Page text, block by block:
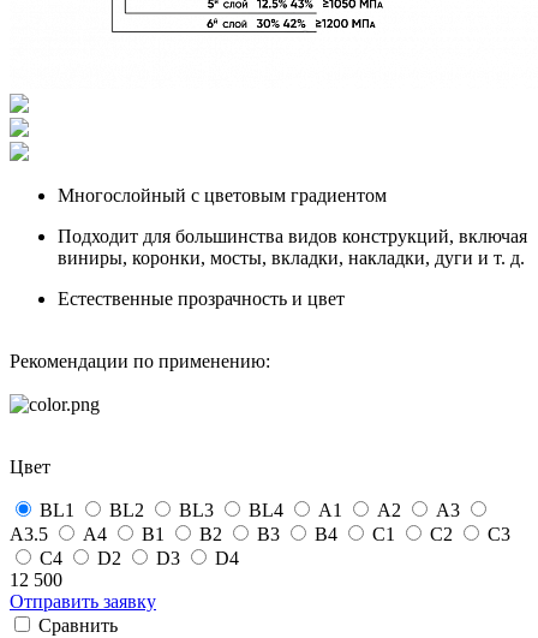
Многослойный с цветовым градиентом
Подходит для большинства видов конструкций, включая
виниры, коронки, мосты, вкладки, накладки, дуги и т. д.
Естественные прозрачность и цвет
Рекомендации по применению:
Цвет
BL1 BL2 BL3 BL4 А1 А2
А3
А3.5
А4 B1 B2 B3 B4 С1 С2
С3
С4
D2 D3
D4
12 500
Отправить заявку
Сравнить